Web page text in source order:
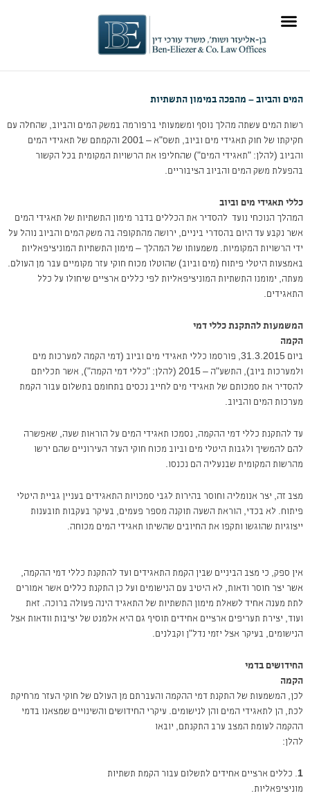
לתוכן
המים והביוב – מהפכה במימון התשתיות
רשות המים עשתה מהלך נוסף ומשמעותי ברפורמה במשק המים והביוב, שהחלה עם
חקיקתו של חוק תאגידי מים וביוב, תשס"א – 2001 והקמתם של תאגידי המים
והביוב (להלן: "תאגידי המים") שהחליפו את הרשויות המקומית בכל הקשור
בהפעלת משק המים והביוב הציבוריים.
כללי תאגידי מים וביוב
המהלך הנוכחי נועד להסדיר את הכללים בדבר מימון התשתיות של תאגידי המים
אשר נקבע עד היום בהסדרי ביניים, ירושה מהתקופה בה משק המים והביוב נוהל על
ידי הרשויות המקומיות. משמעותו של המהלך – מימון התשתיות המוניציפאליות
באמצעות היטלי פיתוח (מים וביוב) שהוטלו מכוח חוקי עזר מקומיים עבר מן העולם.
מעתה, ימומנו התשתיות המוניציפאליות לפי כללים ארציים שיחולו על כלל
התאגידים.
המשמעות להתקנת כללי דמי
הקמה
ביום 31.3.2015, פורסמו כללי תאגידי מים וביוב (דמי הקמה למערכות מים
ולמערכות ביוב), התשע"ה – 2015 (להלן: "כללי דמי הקמה"), אשר תכליתם
להסדיר את סמכותם של תאגידי מים לחייב נכסים בתחומם בתשלום עבור הקמת
מערכות המים והביוב.
עד להתקנת כללי דמי ההקמה, נסמכו תאגידי המים על הוראות שעה, שאפשרה
להם להמשיך ולגבות היטלי מים וביוב מכוח חוקי העזר העירוניים שהם ירשו
מהרשות המקומית שבנעליה הם נכנסו.
מצב זה, יצר אנומליה וחוסר בהירות לגבי סמכויות התאגידים בעניין גביית היטלי
פיתוח. לא בכדי, הוראת השעה תוקנה מספר פעמים, בעיקר בעקבות תובענות
ייצוגיות שהוגשו ותקפו את החיובים שהשיתו תאגידי המים מכוחה.
אין ספק, כי מצב הביניים שבין הקמת התאגידים ועד להתקנת כללי דמי ההקמה,
אשר יצר חוסר ודאות, לא היטיב עם הנישומים ועל כן התקנת כללים אשר אמורים
לתת מענה אחיד לשאלת מימון התשתיות של התאגיד הינה פעולה ברוכה. זאת
ועוד, יצירת תעריפים ארציים אחידים תוסיף גם היא אלמנט של יציבות וודאות אצל
הנישומים, בעיקר אצל יזמי נדל"ן וקבלנים.
החידושים בדמי
הקמה
לכן, המשמעות של התקנת דמי ההקמה והעברתם מן העולם של חוקי העזר מרחיקת
לכת, הן לתאגידי המים והן לנישומים. עיקרי החידושים והשינויים שמצאנו בדמי
ההקמה לעומת המצב ערב התקנתם, יובאו
להלן:
1. כללים ארציים אחידים לתשלום עבור הקמת תשתיות
מוניציפאליות.